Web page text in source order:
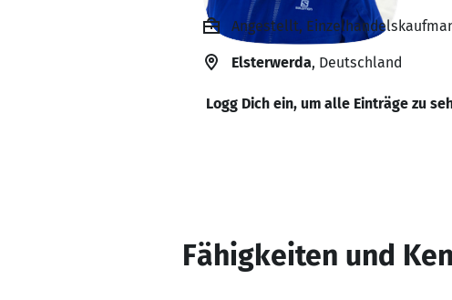
Angestellt,
Elsterwerda, Deutschland
Logg Dich ein, um alle Einträge zu
Fähigkeiten und